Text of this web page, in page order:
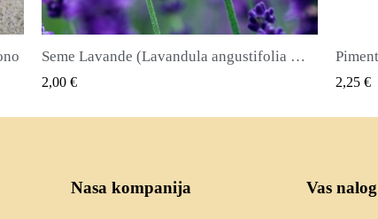
Seme Lavande (Lavandula angustifolia Mill) QUICK VIEW
2,25 € 2,50 €
Nasa kompanija Vas nalog